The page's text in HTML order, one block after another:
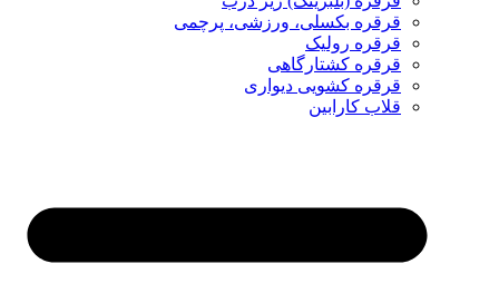
قرقره بکسلی، ورزشی، پرچمی
قرقره رولیک
قرقره کشتارگاهی
قرقره کشویی دیواری
قلاب کارابین